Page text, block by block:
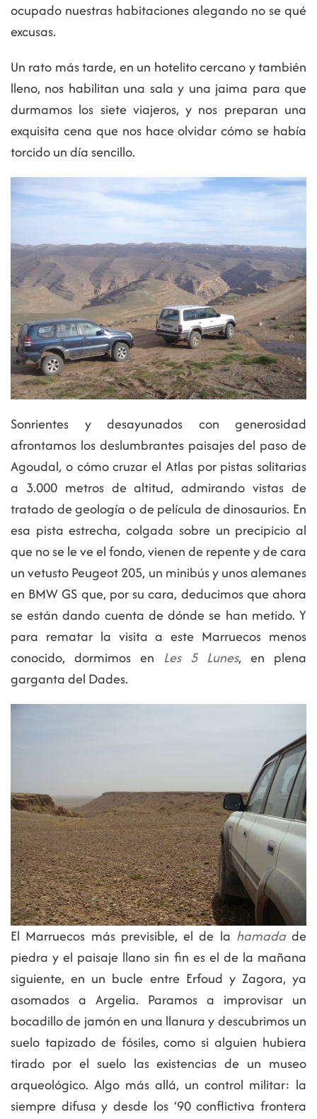
ocupado nuestras habitaciones alegando no se qué
excusas.
Un rato más tarde, en un hotelito cercano y también
lleno, nos habilitan una sala y una jaima para que
durmamos los siete viajeros, y nos preparan una
exquisita cena que nos hace olvidar cómo se había
torcido un día sencillo.
Sonrientes y desayunados con generosidad
afrontamos los deslumbrantes paisajes del paso de
Agoudal, o cómo cruzar el Atlas por pistas solitarias
a 3.000 metros de altitud, admirando vistas de
tratado de geología o de película de dinosaurios. En
esa pista estrecha, colgada sobre un precipicio al
que no se le ve el fondo, vienen de repente y de cara
un vetusto Peugeot 205, un minibús y unos alemanes
en BMW GS que, por su cara, deducimos que ahora
se están dando cuenta de dónde se han metido. Y
para rematar la visita a este Marruecos menos
conocido, dormimos en Les 5 Lunes, en plena
garganta del Dades.
El Marruecos más previsible, el de la hamadade
piedra y el paisaje llano sin fin es el de la mañana
siguiente, en un bucle entre Erfoud y Zagora, ya
asomados a Argelia. Paramos a improvisar un
bocadillo de jamón en una llanura y descubrimos un
suelo tapizado de fósiles, como si alguien hubiera
tirado por el suelo las existencias de un museo
arqueológico. Algo más allá, un control militar: la
siempre difusa y desde los ’90 conflictiva frontera